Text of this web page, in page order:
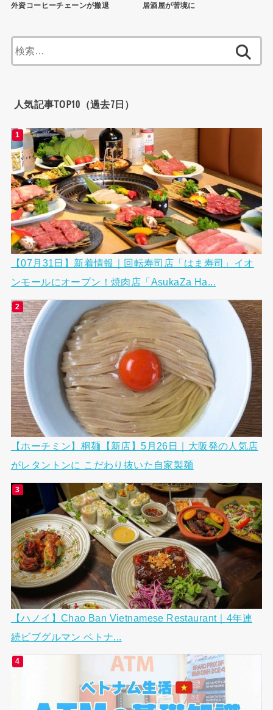
外資コーヒーチェーンが撤退 居酒屋が苦境に
索:
人気記事TOP10（過去7日）
【07月31日】新着情報｜回転寿司店「はま寿司」イオ
ンモールにオープン！焼肉店「AsukaZa Ha...
【ホーチミン】桐麺【新店】5月26日｜大阪発の人気店
がレタントンに こだわり抜いた自家製麺
【ハノイ】Chao Ban Vietnamese Restaurant｜4年連
続ビブグルマン ベトナ...